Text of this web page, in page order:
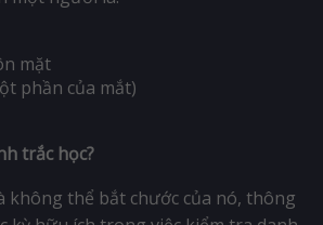
mặt
phần của mắt)
trắc học?
không thể bắt chước của nó, thông